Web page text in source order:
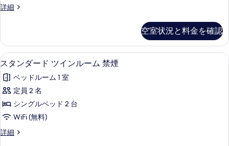
べ
写
真
を
表
示
す
の
ダ
ル
ル
ー
ム
禁
煙
の
す
詳細
コ
ー
ト
ダ
ル
ル
ム
禁
の
空室状況と料金を確認
ス
タ
ン
ダ
ー
ツ
スタンダード ツインルーム 禁煙 | 羽
6
スタンダード ツインルーム 禁煙
ベッドルーム 1 室
定員 2 名
シングルベッド 2 台
WiFi (無料)
詳細
ス